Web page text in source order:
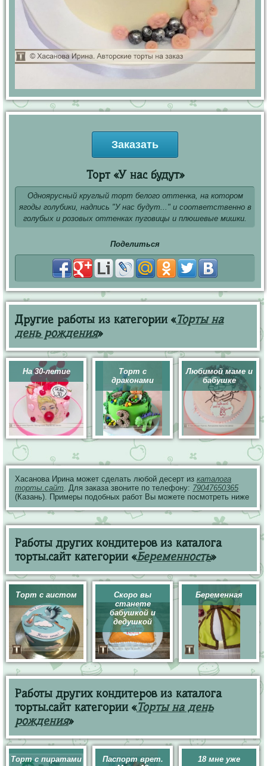
Заказать
Торт «У нас будут»
Одноярусный круглый торт белого оттенка, на котором
ягоды голубики, надпись "У нас будут..." и соответственно в
голубых и розовых оттенках пуговицы и плюшевые мишки.
Поделиться
Другие работы из категории «Торты на
день рождения»
На 30-летие
Торт с
драконами
Любимой маме и
бабушке
Хасанова Ирина может сделать любой десерт из каталога
торты.сайт. Для заказа звоните по телефону: 79047650365
(Казань). Примеры подобных работ Вы можете посмотреть ниже
Работы других кондитеров из каталога
торты.сайт категории «Беременность»
Торт с аистом
Скоро вы
станете
бабушкой и
дедушкой
Беременная
Работы других кондитеров из каталога
торты.сайт категории «Торты на день
рождения»
Торт с пиратами
Паспорт врет.
18 мне уже